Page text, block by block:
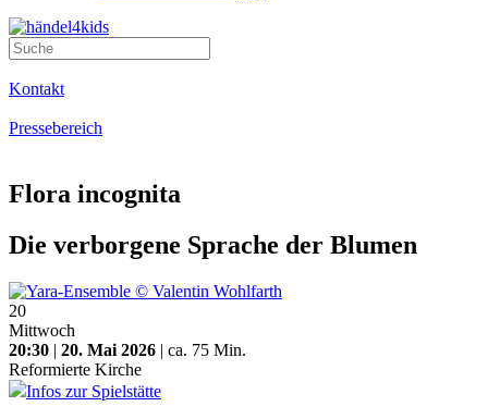
Kontakt
Pressebereich
Flora incognita
Die verborgene Sprache der Blumen
20
Mittwoch
20:30 | 20. Mai 2026 | ca. 75 Min.
Reformierte Kirche
Infos zur Spielstätte